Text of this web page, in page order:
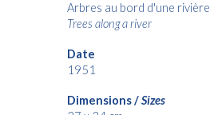
Arbres au bord d'une rivière
Trees along a river
Date
1951
Dimensions /Sizes